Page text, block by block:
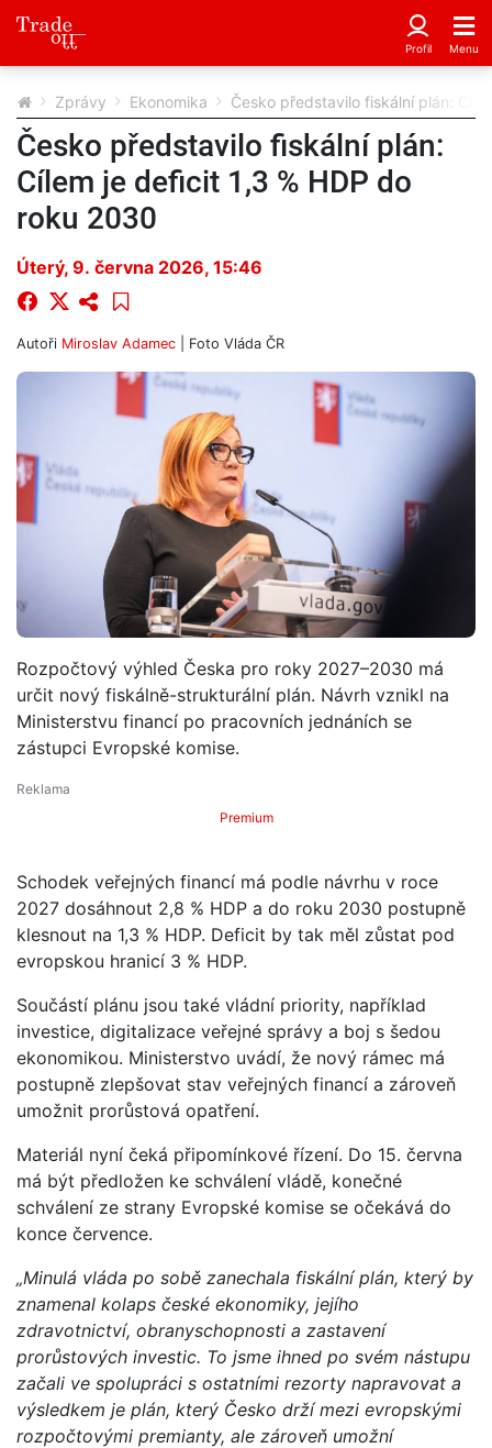
Zprávy Ekonomika Česko představilo fiskální plán:
Česko představilo fiskální plán:
Cílem je deficit 1,3 % HDP do
roku 2030
Úterý, 9. června 2026, 15:46
Autoři Miroslav Adamec | Foto Vláda ČR
Rozpočtový výhled Česka pro roky 2027–2030 má
určit nový fiskálně-strukturální plán. Návrh vznikl na
Ministerstvu financí po pracovních jednáních se
zástupci Evropské komise.
Premium
Schodek veřejných financí má podle návrhu v roce
2027 dosáhnout 2,8 % HDP a do roku 2030 postupně
klesnout na 1,3 % HDP. Deficit by tak měl zůstat pod
evropskou hranicí 3 % HDP.
Součástí plánu jsou také vládní priority, například
investice, digitalizace veřejné správy a boj s šedou
ekonomikou. Ministerstvo uvádí, že nový rámec má
postupně zlepšovat stav veřejných financí a zároveň
umožnit prorůstová opatření.
Materiál nyní čeká připomínkové řízení. Do 15. června
má být předložen ke schválení vládě, konečné
schválení ze strany Evropské komise se očekává do
konce července.
„Minulá vláda po sobě zanechala fiskální plán, který by
znamenal kolaps české ekonomiky, jejího
zdravotnictví, obranyschopnosti a zastavení
prorůstových investic. To jsme ihned po svém nástupu
začali ve spolupráci s ostatními rezorty napravovat a
výsledkem je plán, který Česko drží mezi evropskými
rozpočtovými premianty, ale zároveň umožní